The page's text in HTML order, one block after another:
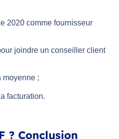
2020 comme fournisseur
joindre un conseiller client
moyenne ;
facturation.
? Conclusion